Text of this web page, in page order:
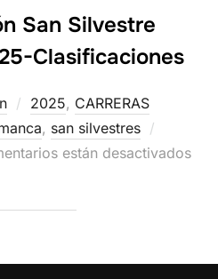
San Silvestre
Clasificaciones
2025, CARRERAS
, san silvestres
están desactivados